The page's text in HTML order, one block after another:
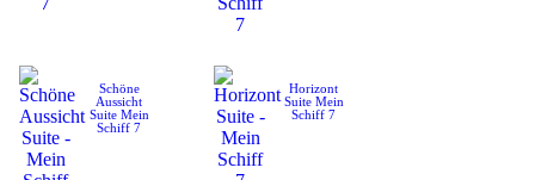
Schöne
Aussicht
SuiteMein
Schiff 7
Horizont
SuiteMein
Schiff 7